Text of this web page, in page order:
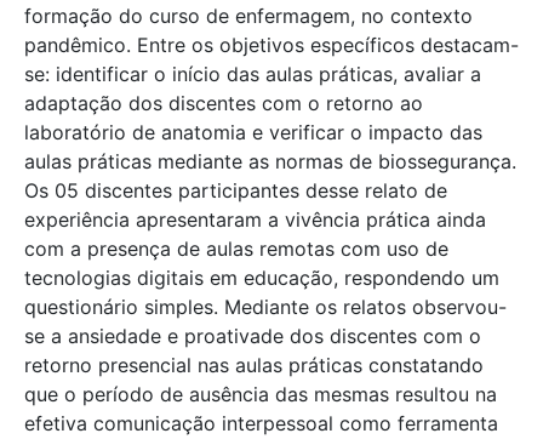
formação do curso de enfermagem, no contexto
pandêmico. Entre os objetivos específicos destacam-
se: identificar o início das aulas práticas, avaliar a
adaptação dos discentes com o retorno ao
laboratório de anatomia e verificar o impacto das
aulas práticas mediante as normas de biossegurança.
Os 05 discentes participantes desse relato de
experiência apresentaram a vivência prática ainda
com a presença de aulas remotas com uso de
tecnologias digitais em educação, respondendo um
questionário simples. Mediante os relatos observou-
se a ansiedade e proativade dos discentes com o
retorno presencial nas aulas práticas constatando
que o período de ausência das mesmas resultou na
efetiva comunicação interpessoal como ferramenta